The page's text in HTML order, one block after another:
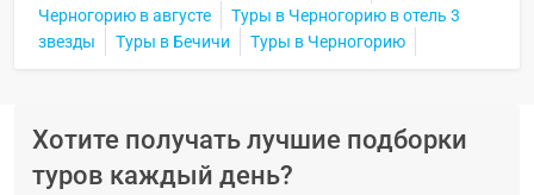
Черногорию в августе
Туры в Черногорию в отель 3
звезды
Туры в Бечичи Туры в Черногорию
Хотите получать лучшие подборки
туров каждый день?